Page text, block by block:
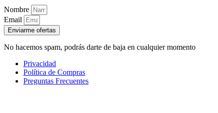
Nombre
Email
Enviarme ofertas
No hacemos spam, podrás darte de baja en cualquier momento
Privacidad
Política de Compras
Preguntas Frecuentes